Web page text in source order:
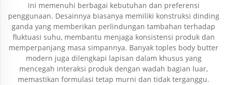
ini memenuhi berbagai kebutuhan dan preferensi
penggunaan. Desainnya biasanya memiliki konstruksi dinding
ganda yang memberikan perlindungan tambahan terhadap
fluktuasi suhu, membantu menjaga konsistensi produk dan
memperpanjang masa simpannya. Banyak toples body butter
modern juga dilengkapi lapisan dalam khusus yang
mencegah interaksi produk dengan wadah bagian luar,
memastikan formulasi tetap murni dan tidak terganggu.